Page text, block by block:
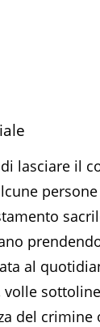
lasciare il
al
del crimine